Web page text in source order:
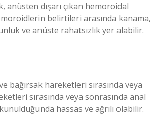
dışarı çıkan hemoroidal
belirtileri arasında kanama,
ve anüste rahatsızlık yer alabilir.
bağırsak hareketleri sırasında veya
sırasında veya sonrasında anal
hassas ve ağrılı olabilir.